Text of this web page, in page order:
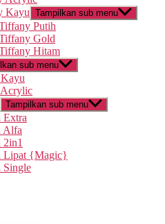
Kayu Tampilkan sub menu
Putih
Gold
Hitam
sub menu
Tampilkan sub menu
Extra
Alfa
2in1
Lipat {Magic}
Single